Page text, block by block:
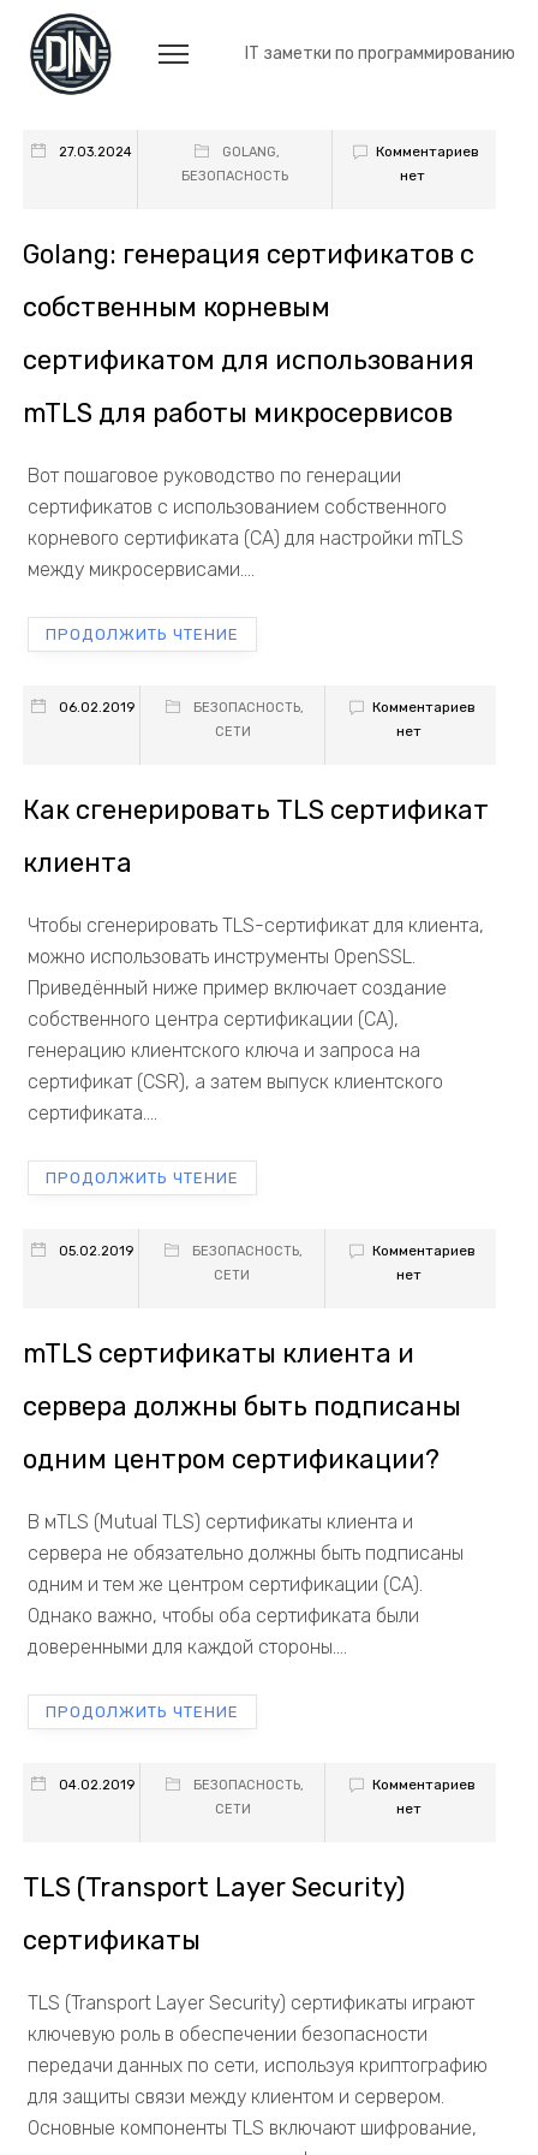
IT заметки по программированию
27.03.2024 GOLANG,
БЕЗОПАСНОСТЬ
Комментариев
нет
Golang: генерация сертификатов с
собственным корневым
сертификатом для использования
mTLS для работы микросервисов
Вот пошаговое руководство по генерации
сертификатов с использованием собственного
корневого сертификата (CA) для настройки mTLS
между микросервисами....
ПРОДОЛЖИТЬ ЧТЕНИЕ
06.02.2019 БЕЗОПАСНОСТЬ,
СЕТИ
Комментариев
нет
Как сгенерировать TLS сертификат
клиента
Чтобы сгенерировать TLS-сертификат для клиента,
можно использовать инструменты OpenSSL.
Приведённый ниже пример включает создание
собственного центра сертификации (CA),
генерацию клиентского ключа и запроса на
сертификат (CSR), а затем выпуск клиентского
сертификата....
ПРОДОЛЖИТЬ ЧТЕНИЕ
05.02.2019 БЕЗОПАСНОСТЬ,
СЕТИ
Комментариев
нет
mTLS сертификаты клиента и
сервера должны быть подписаны
одним центром сертификации?
В мTLS (Mutual TLS) сертификаты клиента и
сервера не обязательно должны быть подписаны
одним и тем же центром сертификации (CA).
Однако важно, чтобы оба сертификата были
доверенными для каждой стороны....
ПРОДОЛЖИТЬ ЧТЕНИЕ
04.02.2019 БЕЗОПАСНОСТЬ,
СЕТИ
Комментариев
нет
TLS (Transport Layer Security)
сертификаты
TLS (Transport Layer Security) сертификаты играют
ключевую роль в обеспечении безопасности
передачи данных по сети, используя криптографию
для защиты связи между клиентом и сервером.
Основные компоненты TLS включают шифрование,